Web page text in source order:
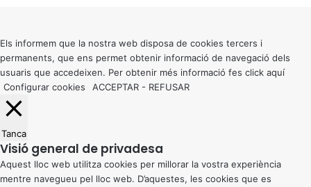
button
Els informem que la nostra web disposa de cookies tercers i
permanents, que ens permet obtenir informació de navegació dels
usuaris que accedeixen. Per obtenir més informació fes click aquí
Configurar cookies
ACCEPTAR - REFUSAR
Tanca
Visió general de privadesa
Aquest lloc web utilitza cookies per millorar la vostra experiència
mentre navegueu pel lloc web. D’aquestes, les cookies que es